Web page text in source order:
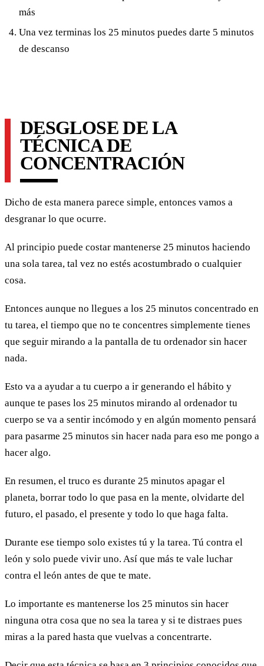
más
Una vez terminas los 25 minutos puedes darte 5 minutos
de descanso
DESGLOSE DE LA
TÉCNICA DE
CONCENTRACIÓN
Dicho de esta manera parece simple, entonces vamos a
desgranar lo que ocurre.
Al principio puede costar mantenerse 25 minutos haciendo
una sola tarea, tal vez no estés acostumbrado o cualquier
cosa.
Entonces aunque no llegues a los 25 minutos concentrado en
tu tarea, el tiempo que no te concentres simplemente tienes
que seguir mirando a la pantalla de tu ordenador sin hacer
nada.
Esto va a ayudar a tu cuerpo a ir generando el hábito y
aunque te pases los 25 minutos mirando al ordenador tu
cuerpo se va a sentir incómodo y en algún momento pensará
para pasarme 25 minutos sin hacer nada para eso me pongo a
hacer algo.
En resumen, el truco es durante 25 minutos apagar el
planeta, borrar todo lo que pasa en la mente, olvidarte del
futuro, el pasado, el presente y todo lo que haga falta.
Durante ese tiempo solo existes tú y la tarea. Tú contra el
león y solo puede vivir uno. Así que más te vale luchar
contra el león antes de que te mate.
Lo importante es mantenerse los 25 minutos sin hacer
ninguna otra cosa que no sea la tarea y si te distraes pues
miras a la pared hasta que vuelvas a concentrarte.